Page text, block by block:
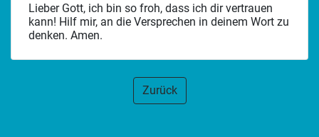
Lieber Gott, ich bin so froh, dass ich dir vertrauen
kann! Hilf mir, an die Versprechen in deinem Wort zu
denken. Amen.
Zurück